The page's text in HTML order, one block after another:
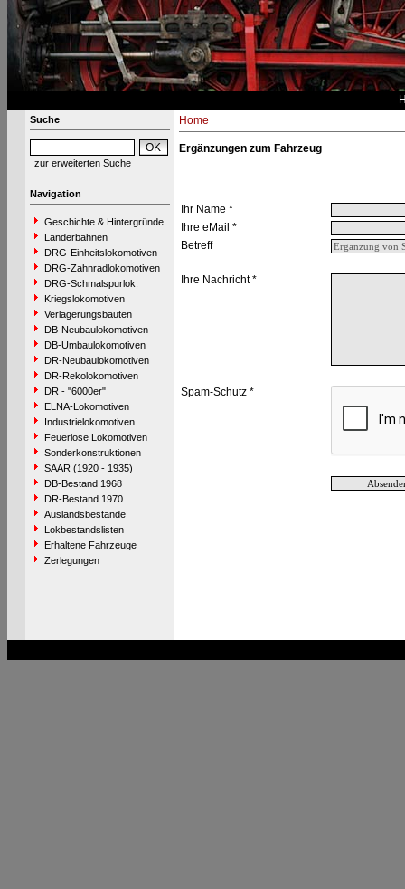
Suche
zur erweiterten Suche
Navigation
Geschichte & Hintergründe
Länderbahnen
DRG-Einheitslokomotiven
DRG-Zahnradlokomotiven
DRG-Schmalspurlok.
Kriegslokomotiven
Verlagerungsbauten
DB-Neubaulokomotiven
DB-Umbaulokomotiven
DR-Neubaulokomotiven
DR-Rekolokomotiven
DR - "6000er"
ELNA-Lokomotiven
Industrielokomotiven
Feuerlose Lokomotiven
Sonderkonstruktionen
SAAR (1920 - 1935)
DB-Bestand 1968
DR-Bestand 1970
Auslandsbestände
Lokbestandslisten
Erhaltene Fahrzeuge
Zerlegungen
Home
Ergänzungen zum Fahrzeug
Ihr Name *
Ihre eMail *
Betreff
Ihre Nachricht *
Spam-Schutz *